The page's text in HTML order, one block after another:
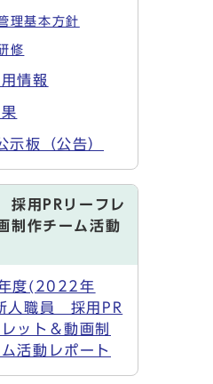
理基本方針
修
情報
示板（公告）
用PRリーフレ
制作チーム活動
度(2022年
職員 採用PR
ット＆動画制
活動レポート